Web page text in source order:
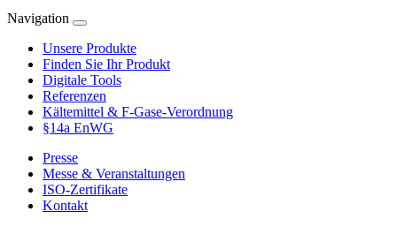
Navigation
Unsere Produkte
Finden Sie Ihr Produkt
Digitale Tools
Referenzen
Kältemittel & F-Gase-Verordnung
§14a EnWG
Presse
Messe & Veranstaltungen
ISO-Zertifikate
Kontakt